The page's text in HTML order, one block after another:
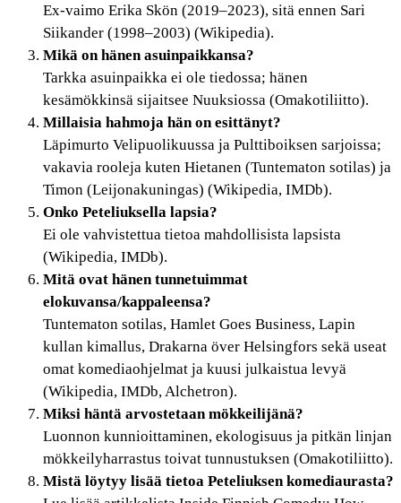
Ex-vaimo Erika Skön (2019–2023), sitä ennen Sari
Siikander (1998–2003) (Wikipedia).
Mikä on hänen asuinpaikkansa?
Tarkka asuinpaikka ei ole tiedossa; hänen
kesämökkinsä sijaitsee Nuuksiossa (Omakotiliitto).
Millaisia hahmoja hän on esittänyt?
Läpimurto Velipuolikuussa ja Pulttiboiksen sarjoissa;
vakavia rooleja kuten Hietanen (Tuntematon sotilas) ja
Timon (Leijonakuningas) (Wikipedia, IMDb).
Onko Peteliuksella lapsia?
Ei ole vahvistettua tietoa mahdollisista lapsista
(Wikipedia, IMDb).
Mitä ovat hänen tunnetuimmat
elokuvansa/kappaleensa?
Tuntematon sotilas, Hamlet Goes Business, Lapin
kullan kimallus, Drakarna över Helsingfors sekä useat
omat komediaohjelmat ja kuusi julkaistua levyä
(Wikipedia, IMDb, Alchetron).
Miksi häntä arvostetaan mökkeilijänä?
Luonnon kunnioittaminen, ekologisuus ja pitkän linjan
mökkeilyharrastus toivat tunnustuksen (Omakotiliitto).
Mistä löytyy lisää tietoa Peteliuksen komediaurasta?